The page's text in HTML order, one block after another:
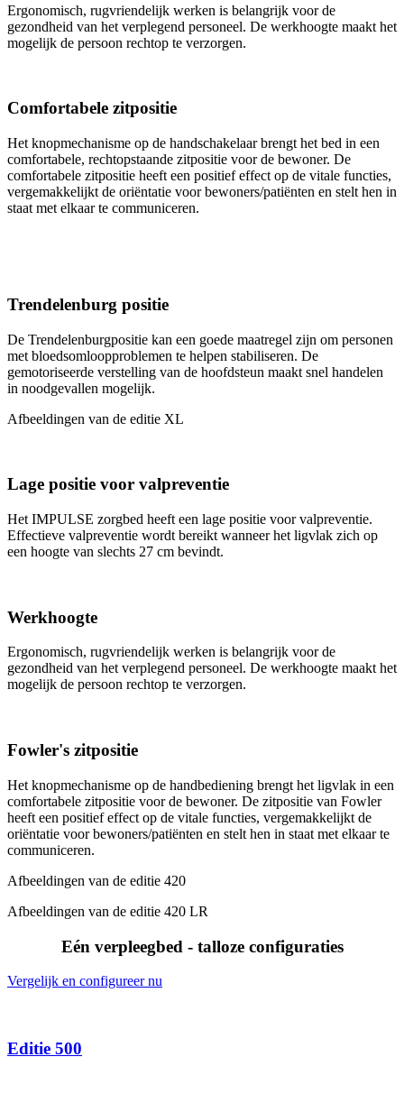
Ergonomisch, rugvriendelijk werken is belangrijk voor de
gezondheid van het verplegend personeel. De werkhoogte maakt het
mogelijk de persoon rechtop te verzorgen.
Comfortabele zitpositie
Het knopmechanisme op de handschakelaar brengt het bed in een
comfortabele, rechtopstaande zitpositie voor de bewoner. De
comfortabele zitpositie heeft een positief effect op de vitale functies,
vergemakkelijkt de oriëntatie voor bewoners/patiënten en stelt hen in
staat met elkaar te communiceren.
Trendelenburg positie
De Trendelenburgpositie kan een goede maatregel zijn om personen
met bloedsomloopproblemen te helpen stabiliseren. De
gemotoriseerde verstelling van de hoofdsteun maakt snel handelen
in noodgevallen mogelijk.
Afbeeldingen van de editie XL
Lage positie voor valpreventie
Het IMPULSE zorgbed heeft een lage positie voor valpreventie.
Effectieve valpreventie wordt bereikt wanneer het ligvlak zich op
een hoogte van slechts 27 cm bevindt.
Werkhoogte
Ergonomisch, rugvriendelijk werken is belangrijk voor de
gezondheid van het verplegend personeel. De werkhoogte maakt het
mogelijk de persoon rechtop te verzorgen.
Fowler's zitpositie
Het knopmechanisme op de handbediening brengt het ligvlak in een
comfortabele zitpositie voor de bewoner. De zitpositie van Fowler
heeft een positief effect op de vitale functies, vergemakkelijkt de
oriëntatie voor bewoners/patiënten en stelt hen in staat met elkaar te
communiceren.
Afbeeldingen van de editie 420
Afbeeldingen van de editie 420 LR
Eén verpleegbed - talloze configuraties
Vergelijk en configureer nu
Editie 500